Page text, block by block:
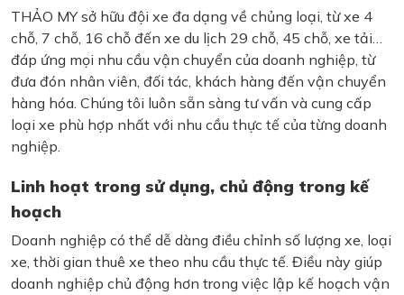
THẢO MY sở hữu đội xe đa dạng về chủng loại, từ xe 4
chỗ, 7 chỗ, 16 chỗ đến xe du lịch 29 chỗ, 45 chỗ, xe tải…
đáp ứng mọi nhu cầu vận chuyển của doanh nghiệp, từ
đưa đón nhân viên, đối tác, khách hàng đến vận chuyển
hàng hóa. Chúng tôi luôn sẵn sàng tư vấn và cung cấp
loại xe phù hợp nhất với nhu cầu thực tế của từng doanh
nghiệp.
Linh hoạt trong sử dụng, chủ động trong kế
hoạch
Doanh nghiệp có thể dễ dàng điều chỉnh số lượng xe, loại
xe, thời gian thuê xe theo nhu cầu thực tế. Điều này giúp
doanh nghiệp chủ động hơn trong việc lập kế hoạch vận